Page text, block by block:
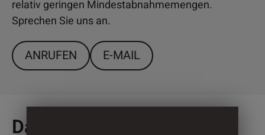
relativ geringen Mindestabnahmemengen.
Sprechen Sie uns an.
ANRUFEN E-MAIL
Das könnte Sie auch